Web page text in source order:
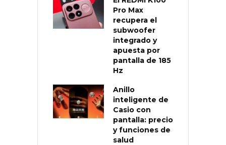
Pro Max
recupera el
subwoofer
integrado y
apuesta por
pantalla de 185
Hz
Anillo
inteligente de
Casio con
pantalla: precio
y funciones de
salud